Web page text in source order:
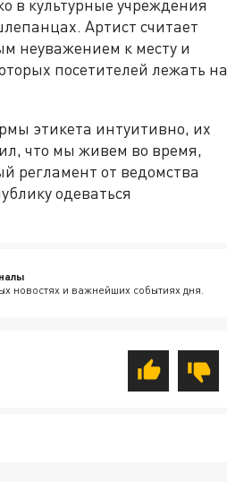
в культурные учреждения
Артист считает
неуважением к месту и
посетителей лежать на
этикета интуитивно, их
что мы живем во время,
регламент от ведомства
одеваться
новостях и важнейших событиях дня.